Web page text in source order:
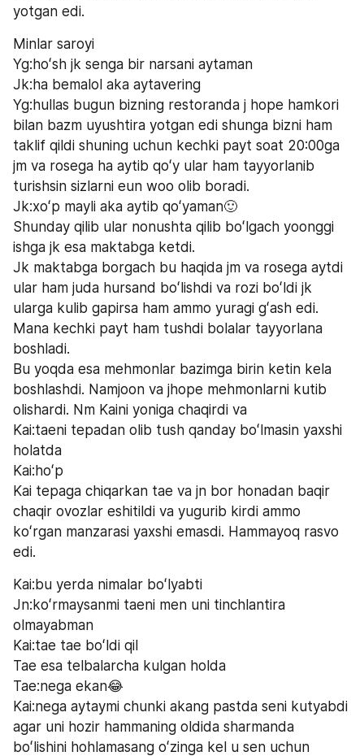
yotgan edi.
Minlar saroyi
Yg:hoʻsh jk senga bir narsani aytaman
Jk:ha bemalol aka aytavering
Yg:hullas bugun bizning restoranda j hope hamkori
bilan bazm uyushtira yotgan edi shunga bizni ham
taklif qildi shuning uchun kechki payt soat 20:00ga
jm va rosega ha aytib qoʻy ular ham tayyorlanib
turishsin sizlarni eun woo olib boradi.
Jk:xoʻp mayli aka aytib qoʻyaman🙂
Shunday qilib ular nonushta qilib boʻlgach yoonggi
ishga jk esa maktabga ketdi.
Jk maktabga borgach bu haqida jm va rosega aytdi
ular ham juda hursand boʻlishdi va rozi boʻldi jk
ularga kulib gapirsa ham ammo yuragi gʻash edi.
Mana kechki payt ham tushdi bolalar tayyorlana
boshladi.
Bu yoqda esa mehmonlar bazimga birin ketin kela
boshlashdi. Namjoon va jhope mehmonlarni kutib
olishardi. Nm Kaini yoniga chaqirdi va
Kai:taeni tepadan olib tush qanday boʻlmasin yaxshi
holatda
Kai:hoʻp
Kai tepaga chiqarkan tae va jn bor honadan baqir
chaqir ovozlar eshitildi va yugurib kirdi ammo
koʻrgan manzarasi yaxshi emasdi. Hammayoq rasvo
edi.
Kai:bu yerda nimalar boʻlyabti
Jn:koʻrmaysanmi taeni men uni tinchlantira
olmayabman
Kai:tae tae boʻldi qil
Tae esa telbalarcha kulgan holda
Tae:nega ekan😂
Kai:nega aytaymi chunki akang pastda seni kutyabdi
agar uni hozir hammaning oldida sharmanda
boʻlishini hohlamasang oʻzinga kel u sen uchun